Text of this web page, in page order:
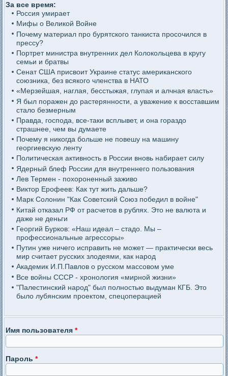
За все время:
Россия умирает
Мифы о Великой Войне
Почему материал про бурятского танкиста просочился в
прессу?
Портрет министра внутренних дел Колокольцева в кругу
семьи и братвы
Сенат США присвоит Украине статус американского
союзника, без всякого членства в НАТО
«Мерзейшая, наглая, бесстыжая, глупая и алчная власть»
Я был поражен до растерянности, а уважение к восставшим
стало безмерным
Правда, господа, все-таки всплывет, и она гораздо
страшнее, чем вы думаете
Почему я никогда больше не повешу на машину
георгиевскую ленту
Политическая активность в России вновь набирает силу
Ядерный блеф России для внутреннего пользования
Лев Термен - похороненный заживо
Виктор Ерофеев: Как тут жить дальше?
Марк Солонин "Как Советский Союз победил в войне"
Китай отказал РФ от расчетов в рублях. Это не валюта и
даже не деньги
Георгий Бурков: «Наш идеал – стадо. Мы –
профессиональные агрессоры»
Путин уже ничего исправить не может — практически весь
мир считает русских злодеями, как народ
Академик И.П.Павлов о русском массовом уме
Все войны СССР - хронология «мирной жизни»
"Палестинский народ" был полностью выдуман КГБ. Это
было лубянским проектом, спецоперацией
Имя пользователя*
Пароль*